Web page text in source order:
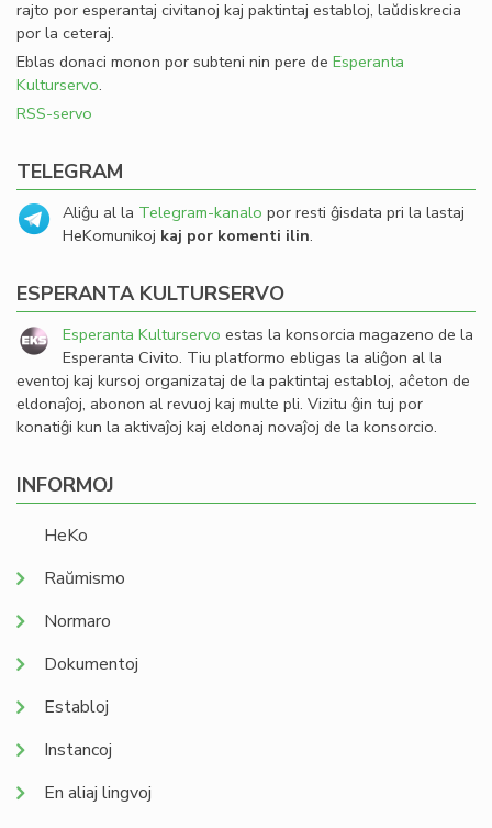
rajto por esperantaj civitanoj kaj paktintaj establoj, laŭdiskrecia
por la ceteraj.
Eblas donaci monon por subteni nin pere de Esperanta
Kulturservo.
RSS-servo
TELEGRAM
Aliĝu al la Telegram-kanalo por resti ĝisdata pri la lastaj
HeKomunikoj kaj por komenti ilin.
ESPERANTA KULTURSERVO
Esperanta Kulturservo estas la konsorcia magazeno de la
Esperanta Civito. Tiu platformo ebligas la aliĝon al la
eventoj kaj kursoj organizataj de la paktintaj establoj, aĉeton de
eldonaĵoj, abonon al revuoj kaj multe pli. Vizitu ĝin tuj por
konatiĝi kun la aktivaĵoj kaj eldonaj novaĵoj de la konsorcio.
INFORMOJ
HeKo
Raŭmismo
Normaro
Dokumentoj
Establoj
Instancoj
En aliaj lingvoj